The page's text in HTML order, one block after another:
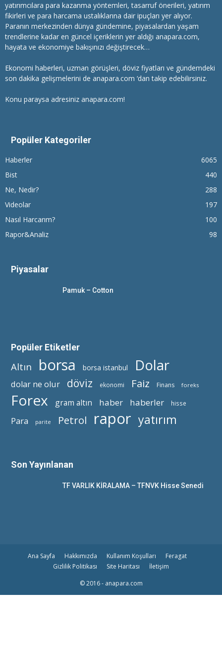
yatırımcılara para kazanma yöntemleri, tasarruf önerileri, yatırım
fikirleri ve para harcama ustalıklarına dair ipuçları yer alıyor.
Paranın merkezinden dünya gündemine, piyasalardan yaşam
trendlerine kadar en güncel içeriklerin yer aldığı anapara.com,
hayata ve ekonomiye bakışınızı değiştirecek…
Ekonomi haberleri, uzman görüşleri, döviz fiyatları ve gündemdeki
son dakika gelişmelerini de anapara.com ‘dan takip edebilirsiniz.
Konu paraysa adresiniz anapara.com!
Popüler Kategoriler
Haberler
6065
Bist
440
Ne, Nedir?
288
Videolar
197
Nasıl Harcarım?
100
Rapor&Analiz
98
Piyasalar
Pamuk – Cotton
Popüler Etiketler
Altın borsa borsa istanbul Dolar
dolar ne olur döviz ekonomi Faiz Finans foreks
Forex gram altın haber haberler hisse
Para parite Petrol rapor yatırım
Son Yayınlanan
TF VARLIK KİRALAMA – TFNVK Hisse Senedi
Ana Sayfa Hakkımızda Kullanım Koşulları
Feragat
Gizlilik Politikası
Site Haritası
İletişim
© 2016 - anapara.com